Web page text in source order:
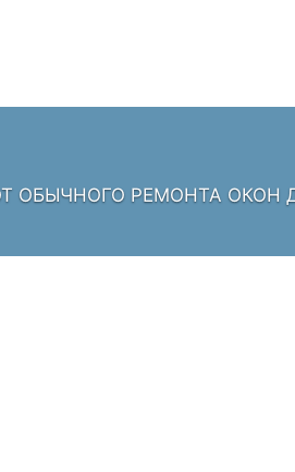
ОБЫЧНОГО РЕМОНТА ОКОН